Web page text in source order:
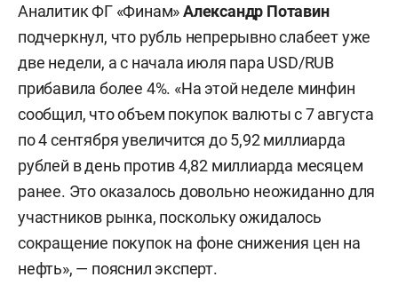
Аналитик ФГ «Финам»Александр Потавин
подчеркнул, что рубль непрерывно слабеет уже
две недели, а с начала июля пара USD/RUB
прибавила более 4%. «На этой неделе минфин
сообщил, что объем покупок валюты с 7 августа
по 4 сентября увеличится до 5,92 миллиарда
рублей в день против 4,82 миллиарда месяцем
ранее. Это оказалось довольно неожиданно для
участников рынка, поскольку ожидалось
сокращение покупок на фоне снижения цен на
нефть», — пояснил эксперт.